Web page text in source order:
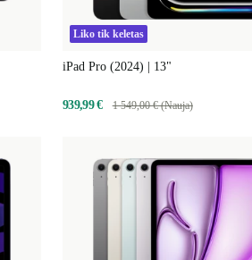
Liko tik keletas
iPad Pro (2024) | 13"
939,99 € 1 549,00 € (Nauja)